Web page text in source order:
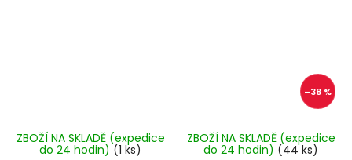
ZBOŽÍ NA SKLADĚ (expedice
do 24 hodin) (1 ks)
–38 %
ZBOŽÍ NA SKLADĚ (expedice
do 24 hodin) (44 ks)